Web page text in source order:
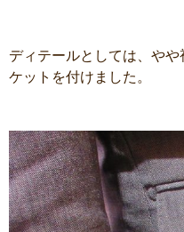
ディテールとしては、や
ケットを付けました。